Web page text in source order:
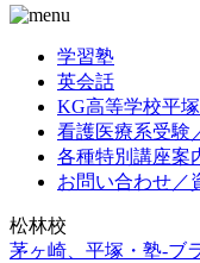
学習塾
英会話
KG高等学校平
看護医療系受験
各種特別講座案
お問い合わせ／
松林校
茅ヶ崎、平塚・塾-ブ